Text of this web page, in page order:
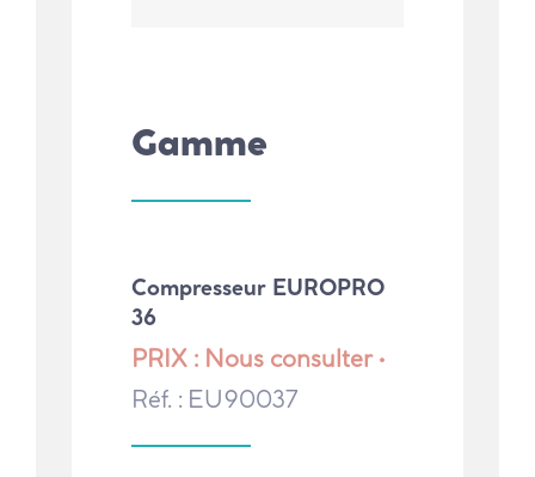
Gamme
Compresseur EUROPRO
36
PRIX : Nous consulter •
Réf. : EU90037